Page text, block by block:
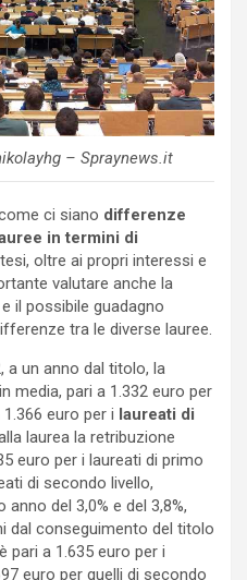
– Spraynews.it
ci siano differenze
in termini di
oltre ai propri interessi e
valutare anche la
il possibile guadagno
tra le diverse lauree.
a un anno dal titolo, la
media, pari a 1.332 euro per
1.366 euro per i laureati di
laurea la retribuzione
euro per i laureati di primo
di secondo livello,
del 3,0% e del 3,8%,
dal conseguimento del titolo
pari a 1.635 euro per i
euro per quelli di secondo